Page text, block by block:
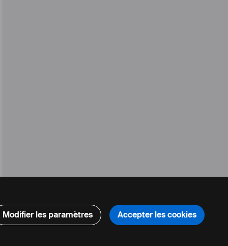
Modifier les paramètres Accepter les cookies